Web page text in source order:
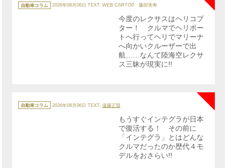
テ
ゴ
自動車コラム 2026年08月06日 TEXT: WEB CARTOP 藤田実寿
今度のレクサスはヘリコプ
ター！ クルマでヘリポー
トへ行ってヘリでマリーナ
へ向かいクルーザーで出
航……なんて陸海空レクサ
ス三昧が現実に!!
テ
ゴ
自動車コラム 2026年08月06日 TEXT: 遠藤正賢
もうすぐインテグラが日本
で復活する！ その前に
「インテグラ」とはどんな
クルマだったのか歴代４モ
デルをおさらい!!